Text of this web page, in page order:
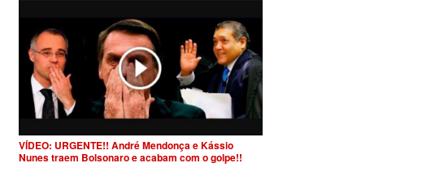
VÍDEO: URGENTE!! André Mendonça e Kássio
Nunes traem Bolsonaro e acabam com o golpe!!